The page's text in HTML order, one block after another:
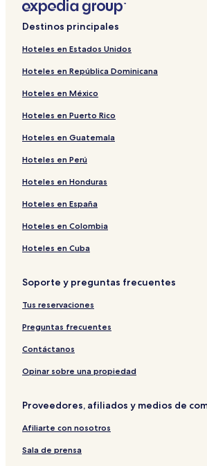
r
a
b
i
l
a
p
á
i
a
e
E
l
e
n
M
o
t
e
Destinos principales
Hoteles en Estados Unidos
Hoteles en República Dominicana
Hoteles en México
Hoteles en Puerto Rico
Hoteles en Guatemala
Hoteles en Perú
Hoteles en Honduras
Hoteles en España
Hoteles en Colombia
Hoteles en Cuba
Soporte y preguntas frecuentes
Tus reservaciones
Preguntas frecuentes
Contáctanos
Opinar sobre una propiedad
Proveedores, afiliados y medios de
Afiliarte con nosotros
Sala de prensa